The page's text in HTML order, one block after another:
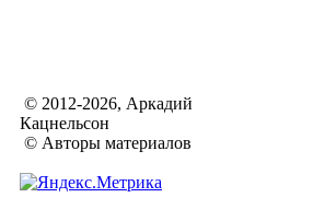
© 2012-2026, Аркадий
Кацнельсон
© Авторы материалов